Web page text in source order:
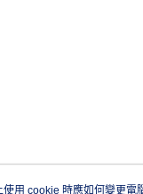
用 cookie 時應如何變更電